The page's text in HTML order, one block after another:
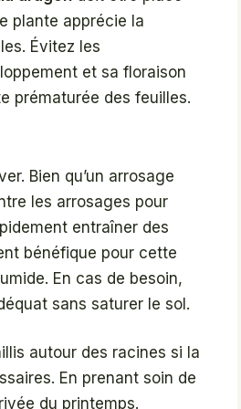
plante apprécie la
Évitez les
et sa floraison
prématurée des feuilles.
Bien qu’un arrosage
les arrosages pour
entraîner des
bénéfique pour cette
En cas de besoin,
sans saturer le sol.
autour des racines si la
En prenant soin de
du printemps.